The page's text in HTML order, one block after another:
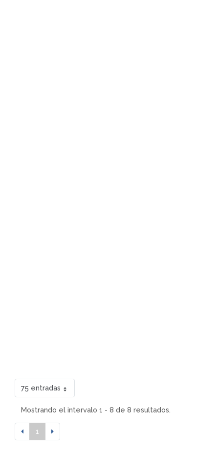
75 entradas
Mostrando el intervalo 1 - 8 de 8 resultados.
1